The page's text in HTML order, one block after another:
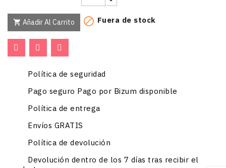
 Añadir Al Carrito  Fuera de stock
Política de seguridad
Pago seguro Pago por Bizum disponible
Política de entrega
Envíos GRATIS
Política de devolución
Devolución dentro de los 7 días tras recibir el